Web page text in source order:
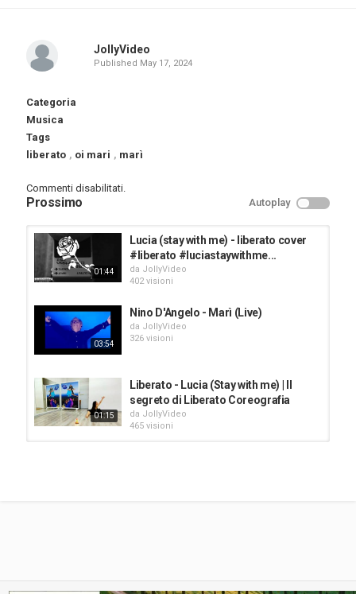
JollyVideo
Published May 17, 2024
Categoria
Musica
Tags
liberato , oi mari , marì
Commenti disabilitati.
Prossimo Autoplay
01:44
Lucia (stay with me) - liberato cover
#liberato #luciastaywithme...
da JollyVideo
402 visioni
03:54
Nino D'Angelo - Marì (Live)
da JollyVideo
326 visioni
01:15
Liberato - Lucia (Stay with me) | Il
segreto di Liberato Coreografia
da JollyVideo
465 visioni